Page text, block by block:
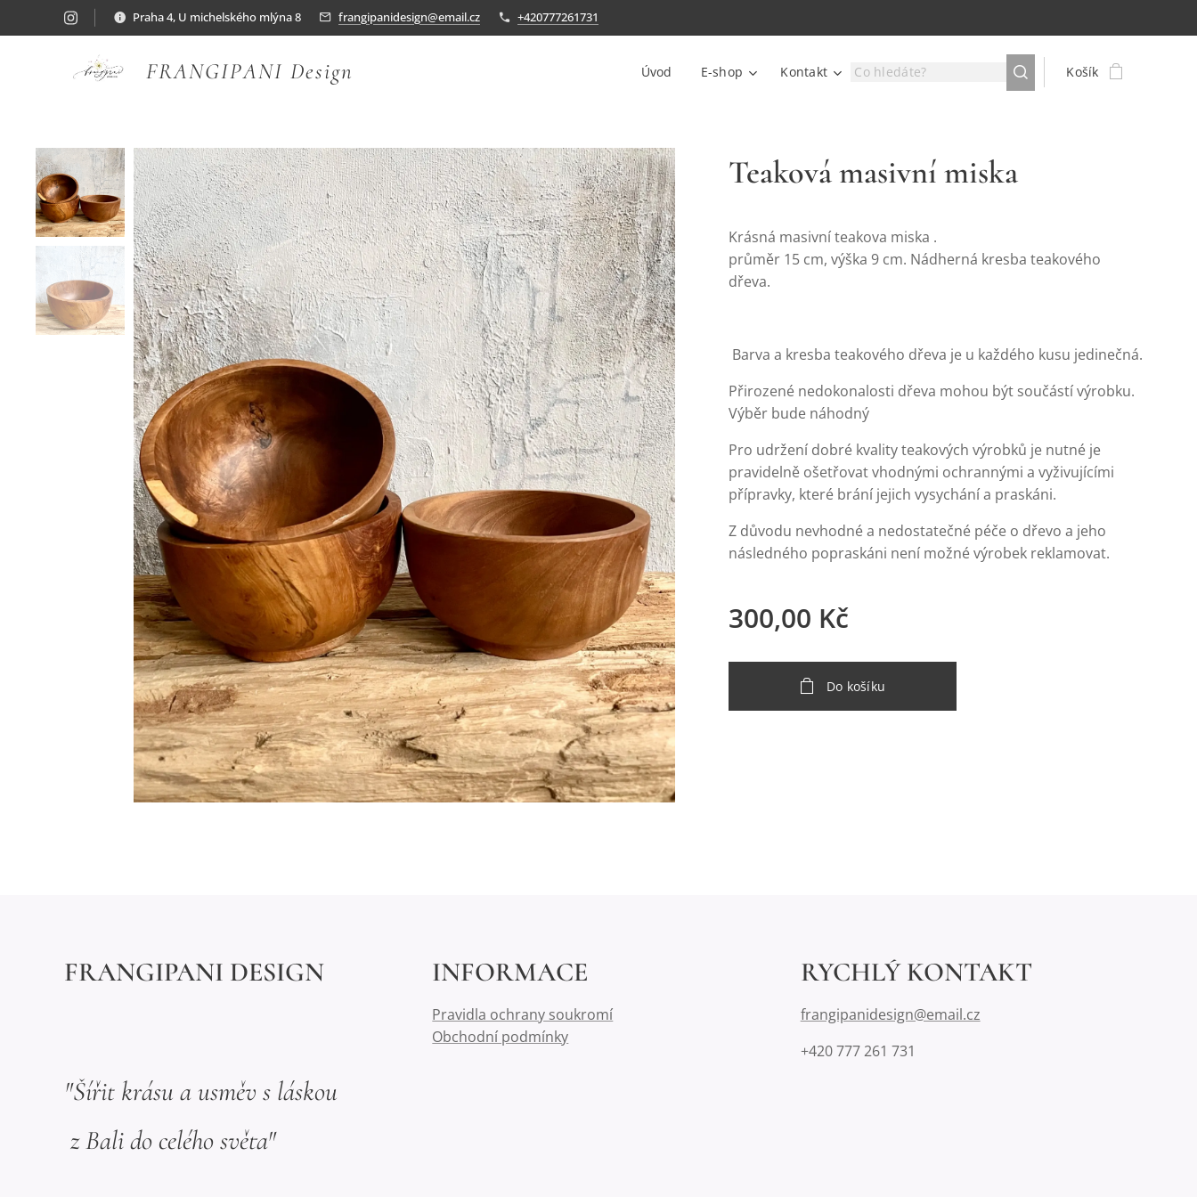
Praha 4, U michelského mlýna 8 frangipanidesign@email.cz +420777261731
FRANGIPANI Design Úvod E-shop Kontakt Košík
Teaková masivní miska
Krásná masivní teakova miska .
průměr 15 cm, výška 9 cm. Nádherná kresba teakového
dřeva.
Barva a kresba teakového dřeva je u každého kusu jedinečná.
Přirozené nedokonalosti dřeva mohou být součástí výrobku.
Výběr bude náhodný
Pro udržení dobré kvality teakových výrobků je nutné je
pravidelně ošetřovat vhodnými ochrannými a vyživujícími
přípravky, které brání jejich vysychání a praskáni.
Z důvodu nevhodné a nedostatečné péče o dřevo a jeho
následného popraskáni není možné výrobek reklamovat.
300,00 Kč
Do košíku
FRANGIPANI DESIGN
"Šířit krásu a usměv s láskou
z Bali do celého světa"
INFORMACE
Pravidla ochrany soukromí
Obchodní podmínky
RYCHLÝ KONTAKT
frangipanidesign@email.cz
+420 777 261 731